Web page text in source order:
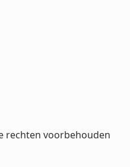
rechten voorbehouden